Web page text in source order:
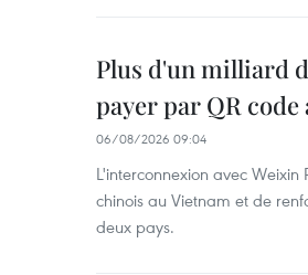
Plus d'un milliard
payer par QR code
06/08/2026 09:04
L'interconnexion avec
chinois au Vietnam et de
deux pays.